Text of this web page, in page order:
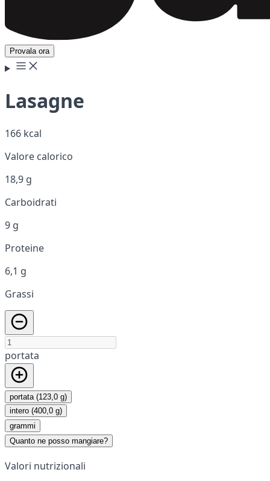
Provala ora
Lasagne
166 kcal
Valore calorico
18,9 g
Carboidrati
9 g
Proteine
6,1 g
Grassi
portata
portata (123,0 g)
intero (400,0 g)
grammi
Quanto ne posso mangiare?
Valori nutrizionali